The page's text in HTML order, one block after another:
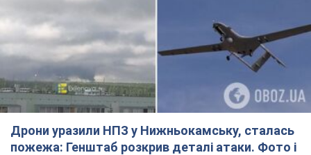
Дрони уразили НПЗ у Нижньокамську, сталась
пожежа: Генштаб розкрив деталі атаки. Фото і